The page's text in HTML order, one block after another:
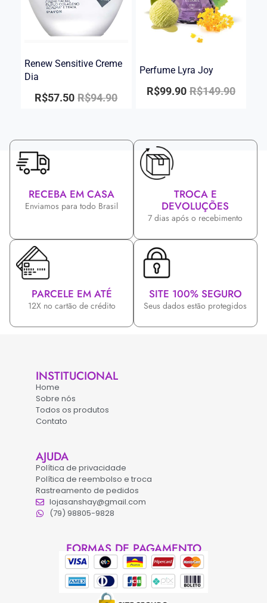
Renew Sensitive Creme
Dia
R$94.90
R$57.50
Perfume Lyra Joy
R$149.90
R$99.90
RECEBA EM CASA
Enviamos para todo Brasil
TROCA E
DEVOLUÇÕES
7 dias após o recebimento
PARCELE EM ATÉ
12X no cartão de crédito
SITE 100% SEGURO
Seus dados estão protegidos
INSTITUCIONAL
Home
Sobre nós
Todos os produtos
Contato
AJUDA
Política de privacidade
Política de reembolso e troca
Rastreamento de pedidos
lojasanshay@gmail.com
(79) 98805-9828
FORMAS DE PAGAMENTO